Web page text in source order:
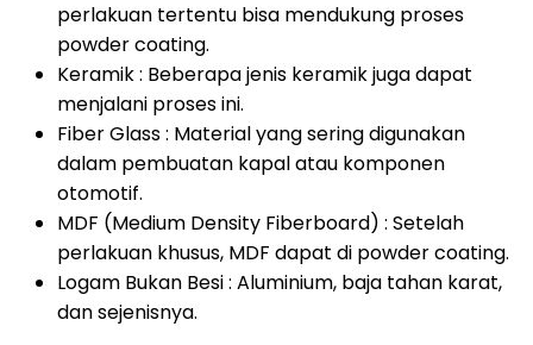
perlakuan tertentu bisa mendukung proses
powder coating.
Keramik : Beberapa jenis keramik juga dapat
menjalani proses ini.
Fiber Glass : Material yang sering digunakan
dalam pembuatan kapal atau komponen
otomotif.
MDF (Medium Density Fiberboard) : Setelah
perlakuan khusus, MDF dapat di powder coating.
Logam Bukan Besi : Aluminium, baja tahan karat,
dan sejenisnya.